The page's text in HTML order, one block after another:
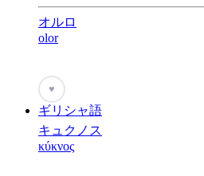
オルロ
olor
♥
ギリシャ語
キュクノス
κύκνος